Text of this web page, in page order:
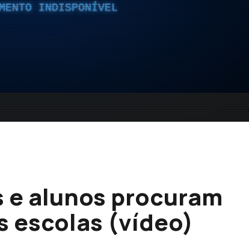
INDISPONÍVEL
e alunos procuram
escolas (vídeo)